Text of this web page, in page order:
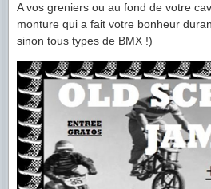
A vos greniers ou au fond de votre
monture qui a fait votre bonheur
sinon tous types de BMX !)